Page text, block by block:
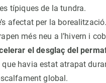
típiques de la tundra.
afectat per la
més neu a l’hivern i
el desglaç del
havia estat atrapat
global.